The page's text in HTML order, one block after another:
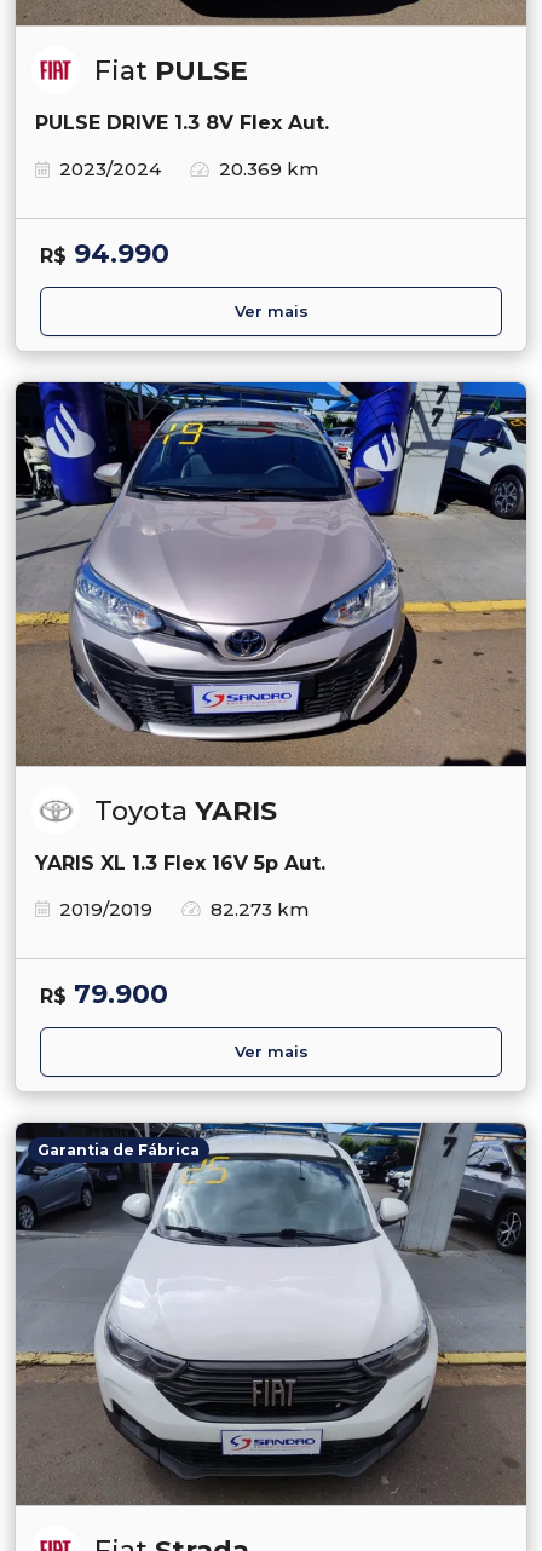
Fiat PULSE
PULSE DRIVE 1.3 8V Flex Aut.
2023/2024
20.369 km
R$ 94.990
Ver mais
Toyota YARIS
YARIS XL 1.3 Flex 16V 5p Aut.
2019/2019
82.273 km
R$ 79.900
Ver mais
Garantia de Fábrica